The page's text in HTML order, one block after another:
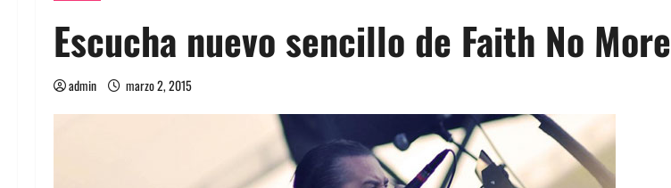
Escucha nuevo sencillo de Faith No More
admin marzo 2, 2015